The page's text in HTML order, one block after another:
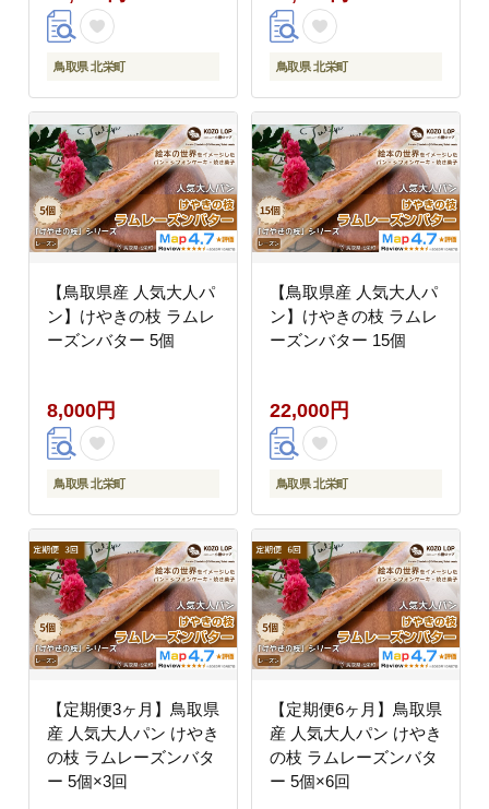
鳥取県 北栄町 鳥取県 北栄町
【鳥取県産 人気大人パ
ン】けやきの枝 ラムレ
ーズンバター 5個
8,000円
鳥取県 北栄町
【鳥取県産 人気大人パ
ン】けやきの枝 ラムレ
ーズンバター 15個
22,000円
鳥取県 北栄町
【定期便3ヶ月】鳥取県
産 人気大人パン けやき
の枝 ラムレーズンバタ
ー 5個×3回
【定期便6ヶ月】鳥取県
産 人気大人パン けやき
の枝 ラムレーズンバタ
ー 5個×6回